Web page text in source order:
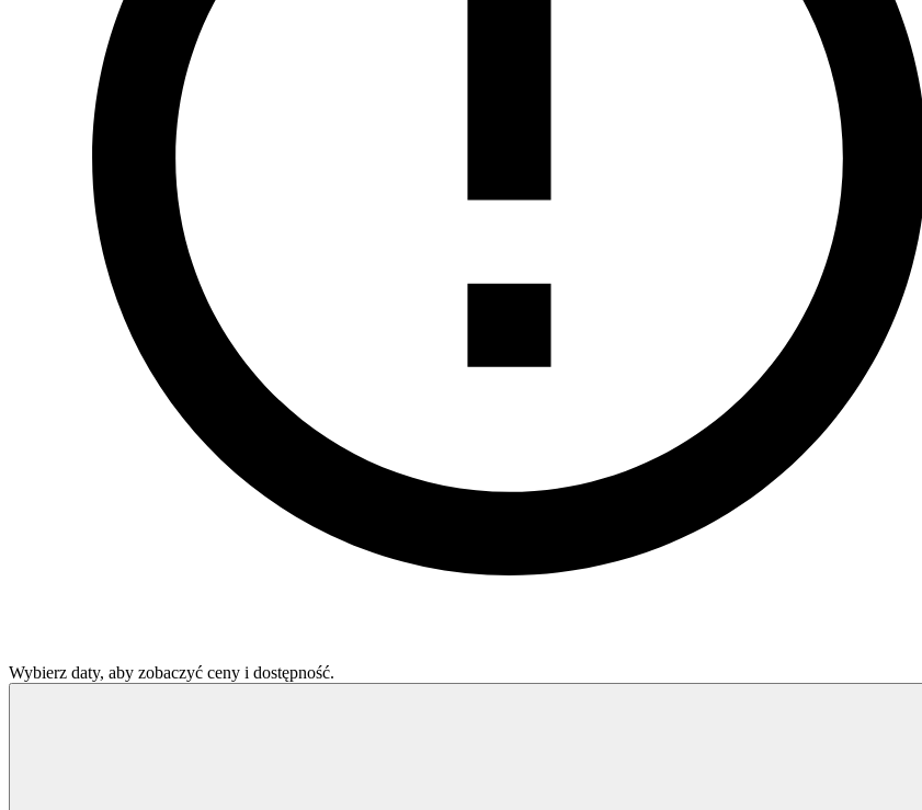
Wybierz daty, aby zobaczyć ceny i dostępność.